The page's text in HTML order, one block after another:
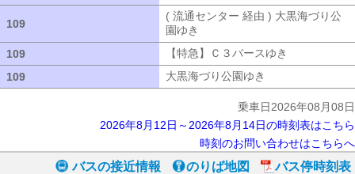
109
( 流通センター 経由 ) 大黒海づり公
園ゆき
109
【特急】Ｃ３バースゆき
109
大黒海づり公園ゆき
乗車日2026年08月08日
2026年8月12日～2026年8月14日の時刻表はこちら
時刻のお問い合わせはこちらへ
バスの接近情報 のりば地図
バス停時刻表